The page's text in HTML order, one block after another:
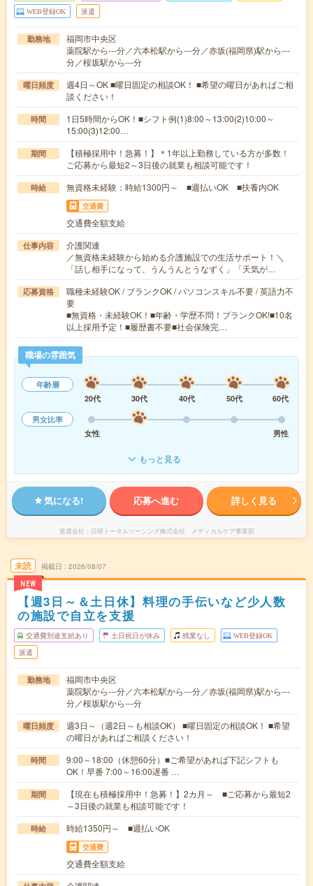
WEB登録OK 派遣
勤務地
福岡市中央区
薬院駅から---分／六本松駅から---分／赤坂(福岡県)駅から---
分／桜坂駅から---分
曜日頻度
週4日～OK ■曜日固定の相談OK！ ■希望の曜日があればご相
談ください！
時間
1日5時間からOK！■シフト例(1)8:00～13:00(2)10:00～
15:00(3)12:00…
期間
【積極採用中！急募！】＊1年以上勤務している方が多数！
ご応募から最短2～3日後の就業も相談可能です！
時給 無資格未経験：時給1300円～ ■週払いOK ■扶養内OK
交通費
交通費全額支給
仕事内容
介護関連
／無資格未経験から始める介護施設での生活サポート！＼
「話し相手になって、うんうんとうなずく」「天気が…
応募資格
職種未経験OK / ブランクOK / パソコンスキル不要 / 英語力不
要
■無資格・未経験OK！■年齢・学歴不問！ブランクOK!■10名
以上採用予定！■履歴書不要■社会保険完…
職場の雰囲気
年齢層
20代
30代 40代 50代
60代
男女比率
女性
男性
もっと見る
気になる! 応募へ進む 詳しく見る
派遣会社 日研トータルソーシング株式会社 メディカルケア事業部
未読
NEW
掲載日 2026/08/07
【週3日～＆土日休】料理の手伝いなど少人数
の施設で自立を支援
交通費別途支給あり 土日祝日が休み 残業なし WEB登録OK
派遣
勤務地
福岡市中央区
薬院駅から---分／六本松駅から---分／赤坂(福岡県)駅から---
分／桜坂駅から---分
曜日頻度
週3日～（週2日～も相談OK） ■曜日固定の相談OK！ ■希望
の曜日があればご相談ください！
時間
9:00～18:00（休憩60分）■ご希望があれば下記シフトも
OK！早番 7:00～16:00遅番 …
期間
【現在も積極採用中！急募！】2カ月～ ■ご応募から最短2
～3日後の就業も相談可能です！
時給 時給1350円～ ■週払いOK
交通費
交通費全額支給